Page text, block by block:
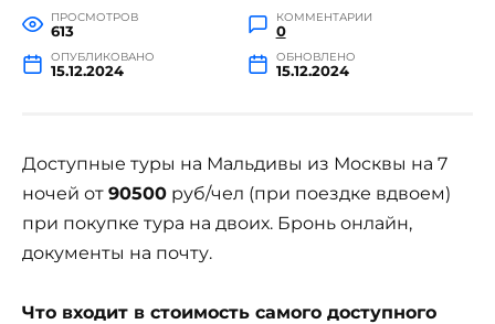
ПРОСМОТРОВ
613
КОММЕНТАРИИ
0
ОПУБЛИКОВАНО
15.12.2024
ОБНОВЛЕНО
15.12.2024
Доступные туры на Мальдивы из Москвы на 7
ночей от 90500 руб/чел (при поездке вдвоем)
при покупке тура на двоих. Бронь онлайн,
документы на почту.
Что входит в стоимость самого доступного